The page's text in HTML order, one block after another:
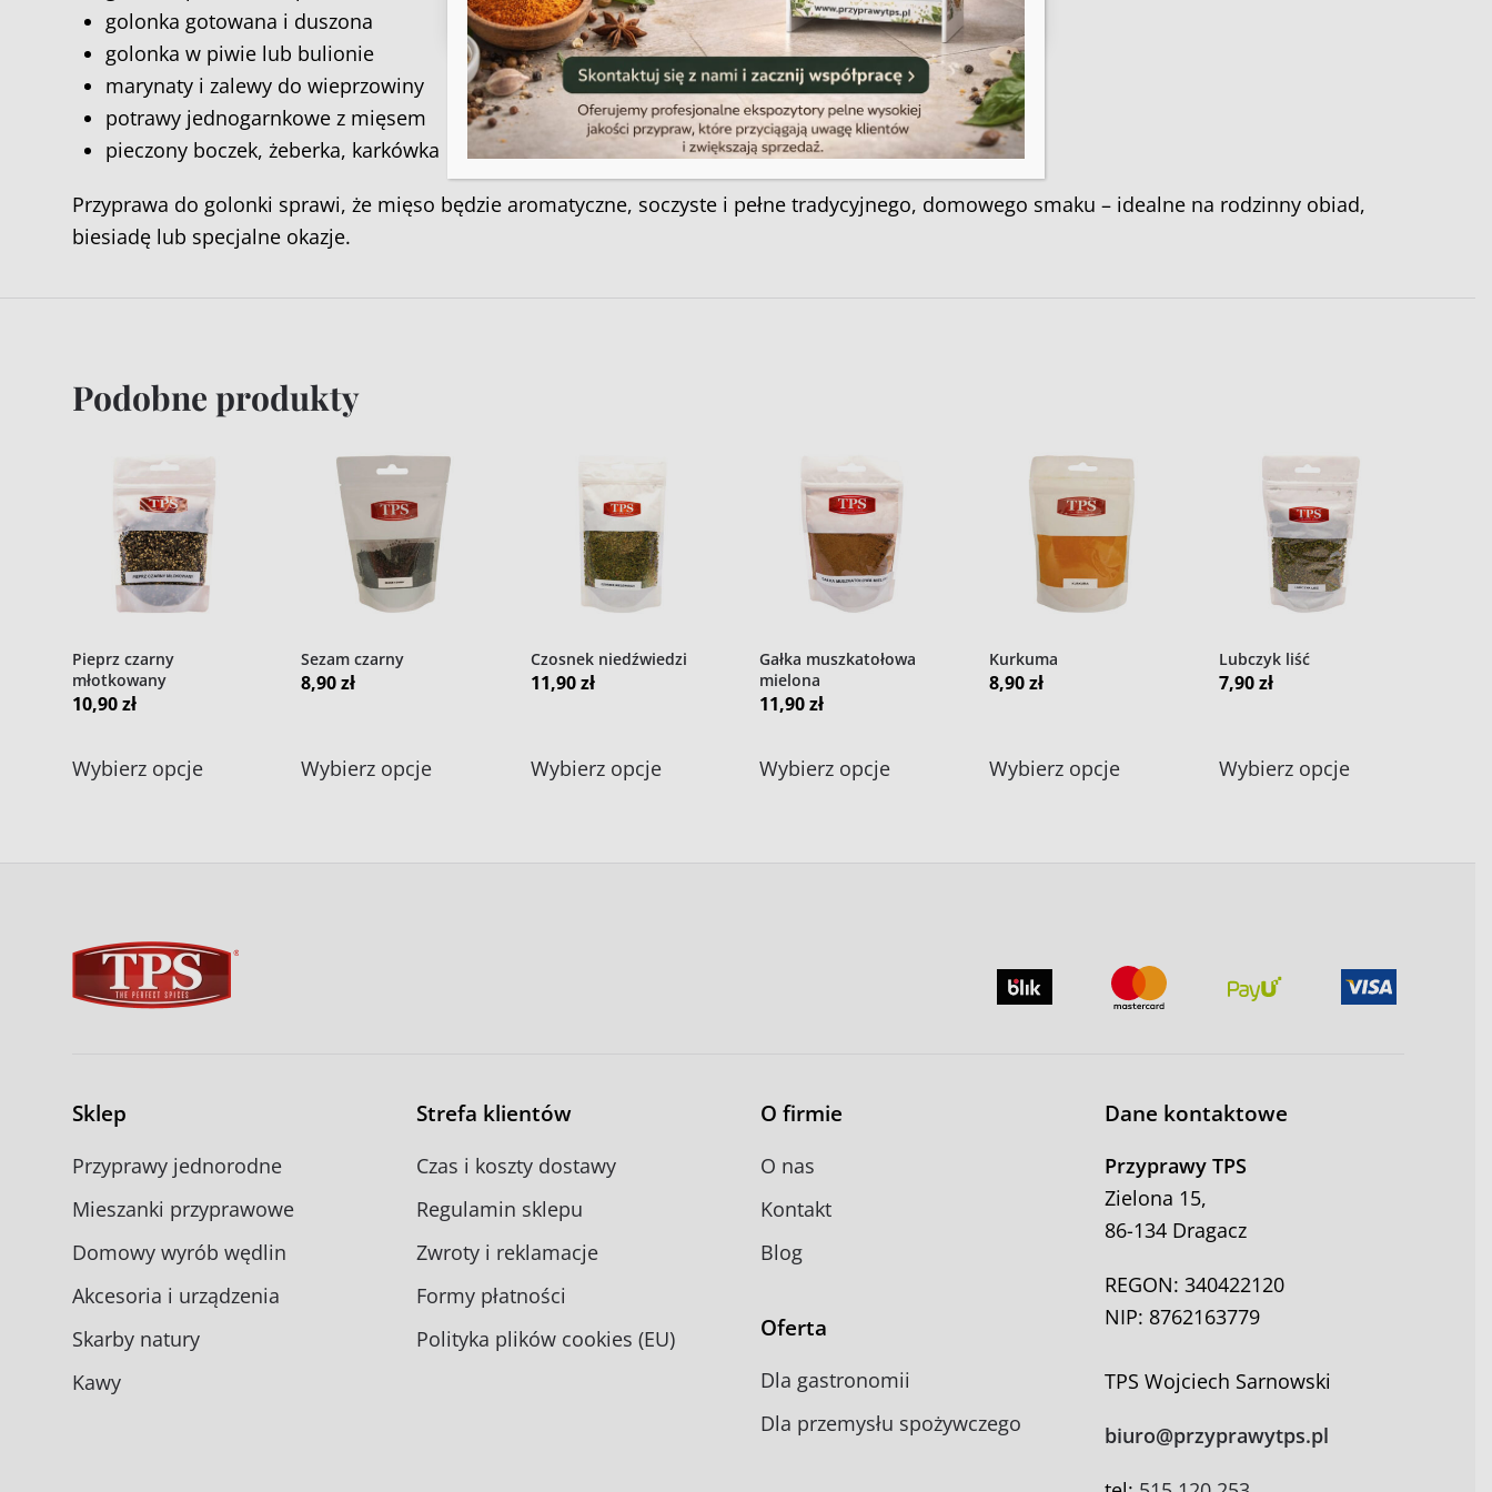
Polityka plików cookies Regulamin sklepu
golonka gotowana i duszona
golonka w piwie lub bulionie
marynaty i zalewy do wieprzowiny
potrawy jednogarnkowe z mięsem
pieczony boczek, żeberka, karkówka
Przyprawa do golonki sprawi, że mięso będzie aromatyczne, soczyste i pełne tradycyjnego, domowego smaku – idealne na rodzinny obiad,
biesiadę lub specjalne okazje.
Podobne produkty
Pieprz czarny
młotkowany
10,90zł
Wybierz opcjeprodukt
wybrać
na
Sezam czarny
8,90zł
Wybierz opcjeprodukt
Czosnek niedźwiedzi
11,90zł
Wybierz opcjeprodukt
Gałka muszkatołowa
mielona
11,90zł
Wybierz opcjeprodukt
Kurkuma
8,90zł
Wybierz opcjeprodukt
wybrać
na
Lubczyk liść
7,90zł
Wybierz opcjeprodukt
wybrać
na
Sklep
Przyprawy jednorodne
Mieszanki przyprawowe
Domowy wyrób wędlin
Akcesoria i urządzenia
Skarby natury
Kawy
Strefa klientów
Czas i koszty dostawy
Regulamin sklepu
Zwroty i reklamacje
Formy płatności
Polityka plików cookies (EU)
O firmie
O nas
Kontakt
Blog
Oferta
Dla gastronomii
Dla przemysłu spożywczego
Dane kontaktowe
Przyprawy TPS
Zielona 15,
86-134 Dragacz
REGON: 340422120
NIP: 8762163779
TPS Wojciech Sarnowski
biuro@przyprawytps.pl